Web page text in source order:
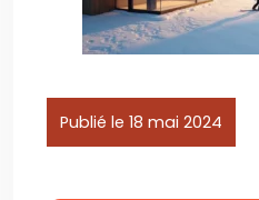
Publié le 18 mai 2024